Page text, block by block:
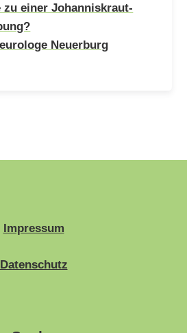
zu einer Johanniskraut-
Neuerburg
Impressum
Datenschutz